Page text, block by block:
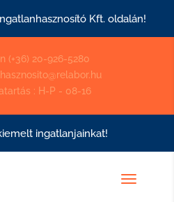
Kft. oldalán!
(+36) 20-926-5280
: H-P - 08-16
ingatlanjainkat!